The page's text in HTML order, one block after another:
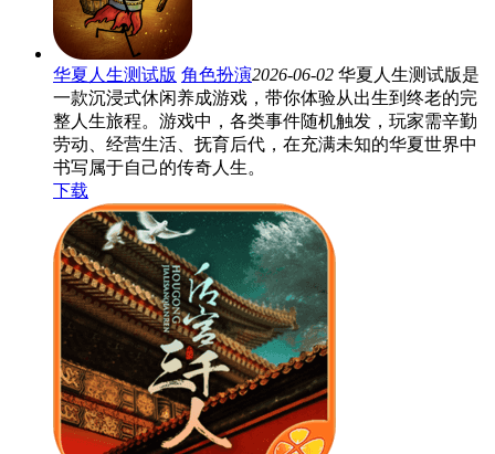
华夏人生测试版 角色扮演2026-06-02 华夏人生测试版是
一款沉浸式休闲养成游戏，带你体验从出生到终老的完
整人生旅程。游戏中，各类事件随机触发，玩家需辛勤
劳动、经营生活、抚育后代，在充满未知的华夏世界中
书写属于自己的传奇人生。
下载